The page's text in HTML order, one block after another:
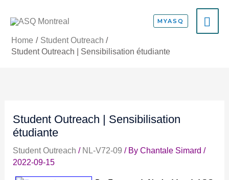
MYASQ
Home
Student Outreach
Student Outreach | Sensibilisation étudiante
Student Outreach | Sensibilisation
étudiante
Student Outreach / NL-V72-09 / By Chantale Simard /
2022-09-15